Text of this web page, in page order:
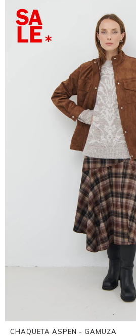
CHAQUETA ASPEN - GAMUZA